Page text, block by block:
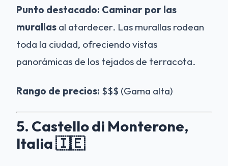
Punto destacado: Caminar por las
murallas al atardecer. Las murallas rodean
toda la ciudad, ofreciendo vistas
panorámicas de los tejados de terracota.
Rango de precios: $$$ (Gama alta)
5. Castello di Monterone,
Italia 🇮🇪